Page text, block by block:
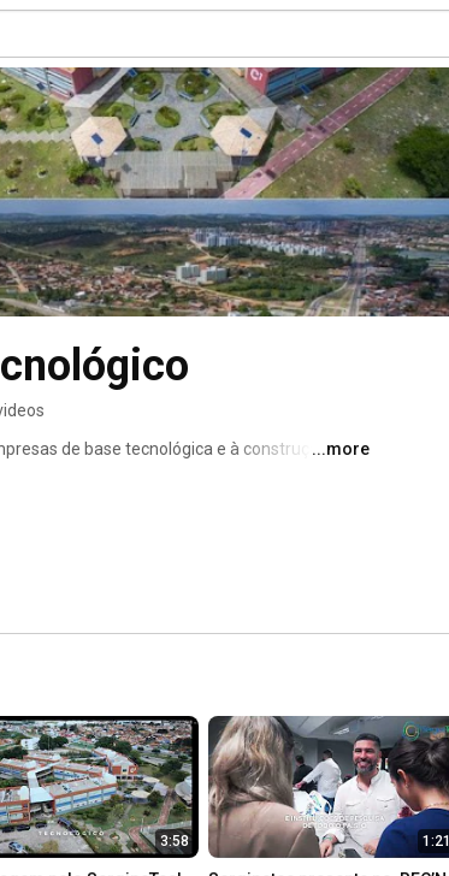
de base tecnológica e à construção de
...more
3:58 1:21